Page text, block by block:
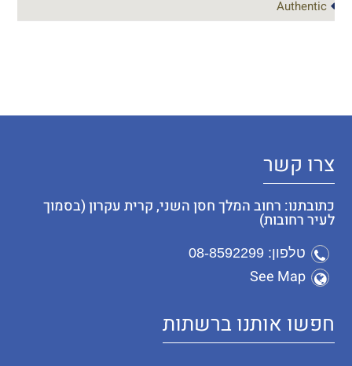
Authentic
צרו קשר
כתובתנו: רחוב המלך חסן השני, קרית עקרון (בסמוך
לעיר רחובות)
טלפון: 08-8592299
See Map
חפשו אותנו ברשתות